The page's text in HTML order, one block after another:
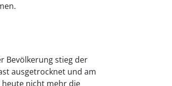
Bevölkerung stieg der
ausgetrocknet und am
nicht mehr die